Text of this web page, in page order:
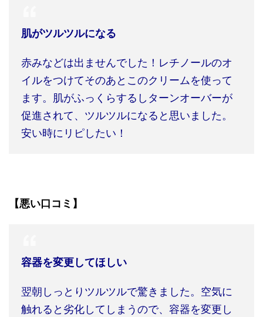
肌がツルツルになる
赤みなどは出ませんでした！レチノールのオ
イルをつけてそのあとこのクリームを使って
ます。肌がふっくらするしターンオーバーが
促進されて、ツルツルになると思いました。
安い時にリピしたい！
【悪い口コミ】
容器を変更してほしい
翌朝しっとりツルツルで驚きました。空気に
触れると劣化してしまうので、容器を変更し